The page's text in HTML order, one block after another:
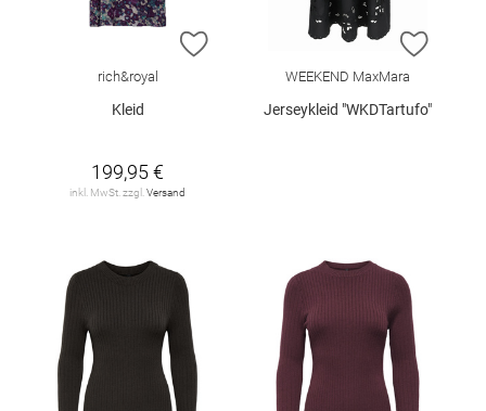
ZUR WUNSCHLISTE HINZUFÜGEN
rich&royal
Kleid
199,95 €
inkl. MwSt. zzgl. Versand
ZUR
WEEKEND MaxMara
Jerseykleid "WKDTartufo"